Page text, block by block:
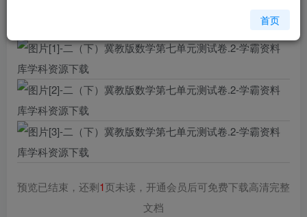
预览已结束，还剩1页未读，开通会员后可免费下载高清完整
文档
首页